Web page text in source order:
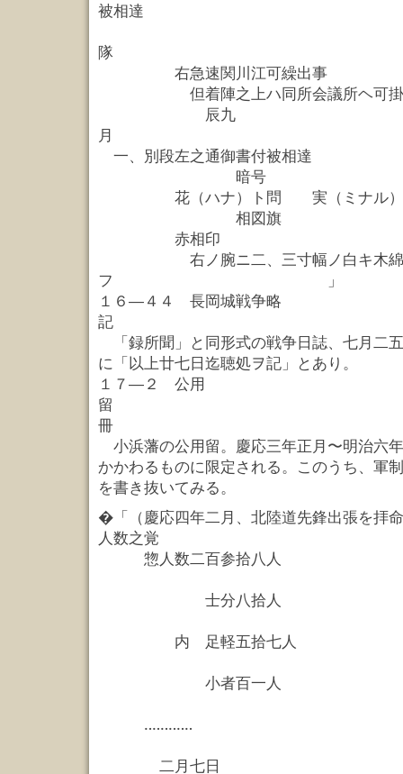
被相達
隊
右急速関川江可繰出事
但着陣之上ハ同所会議所ヘ可掛
辰九
月 中軍
一、別段左之通御書付被相達
暗号
花（ハナ）ト問 実（ミナル）
相図旗
赤相印
右ノ腕ニ二、三寸幅ノ白キ木綿
フ 」
１６—４４ 長岡城戦争略
記 一
「録所聞」と同形式の戦争日誌、七月二
に「以上廿七日迄聴処ヲ記」とあり。
１７—２ 公用
留
冊
小浜藩の公用留。慶応三年正月〜明治六
かかわるものに限定される。このうち、軍
を書き抜いてみる。
�「（慶応四年二月、北陸道先鋒出張を拝
人数之覚
惣人数二百参拾八人
士分八拾人
内 足軽五拾七人
小者百一人
‥‥‥‥‥‥
二月七日 酒井